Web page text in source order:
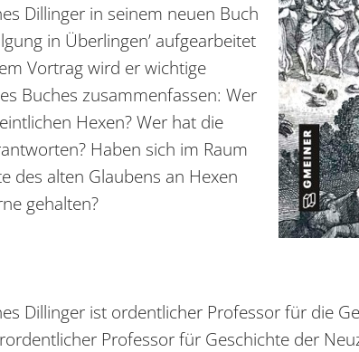
Dillinger in seinem neuen Buch
in Überlingen’ aufgearbeitet
Vortrag wird er wichtige
Buches zusammenfassen: Wer
Hexen? Wer hat die
Haben sich im Raum
des alten Glaubens an Hexen
gehalten?
Dillinger ist ordentlicher Professor für die
Professor für Geschichte der